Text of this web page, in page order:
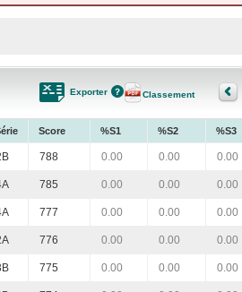
Exporter Classement
Score %S1 %S2 %S3
788 0.00 0.00 0.00
785 0.00 0.00 0.00
777 0.00 0.00 0.00
776 0.00 0.00 0.00
775 0.00 0.00 0.00